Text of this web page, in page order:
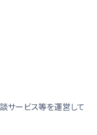
サービス等を運営して